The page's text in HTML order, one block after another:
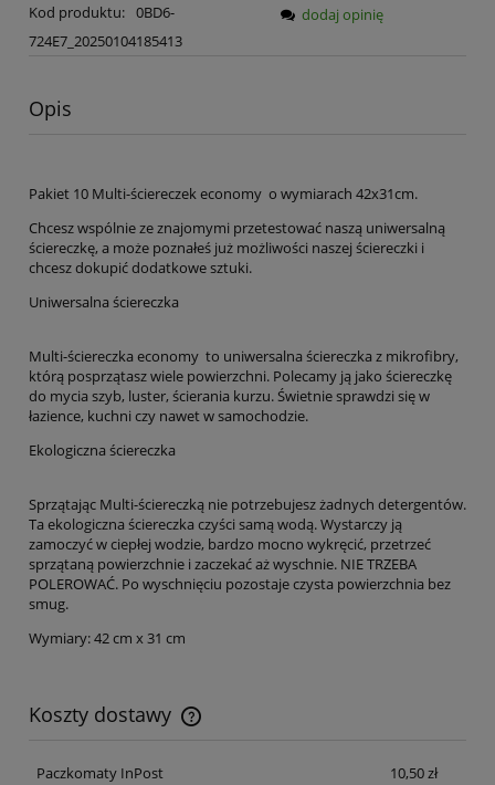
Kod produktu: 0BD6-
724E7_20250104185413
dodaj opinię
Opis
Pakiet 10 Multi-ściereczek economy o wymiarach 42x31cm.
Chcesz wspólnie ze znajomymi przetestować naszą uniwersalną
ściereczkę, a może poznałeś już możliwości naszej ściereczki i
chcesz dokupić dodatkowe sztuki.
Uniwersalna ściereczka
Multi-ściereczka economy to uniwersalna ściereczka z mikrofibry,
którą posprzątasz wiele powierzchni. Polecamy ją jako ściereczkę
do mycia szyb, luster, ścierania kurzu. Świetnie sprawdzi się w
łazience, kuchni czy nawet w samochodzie.
Ekologiczna ściereczka
Sprzątając Multi-ściereczką nie potrzebujesz żadnych detergentów.
Ta ekologiczna ściereczka czyści samą wodą. Wystarczy ją
zamoczyć w ciepłej wodzie, bardzo mocno wykręcić, przetrzeć
sprzątaną powierzchnie i zaczekać aż wyschnie. NIE TRZEBA
POLEROWAĆ. Po wyschnięciu pozostaje czysta powierzchnia bez
smug.
Wymiary: 42 cm x 31 cm
Koszty dostawy
Paczkomaty InPost 10,50 zł